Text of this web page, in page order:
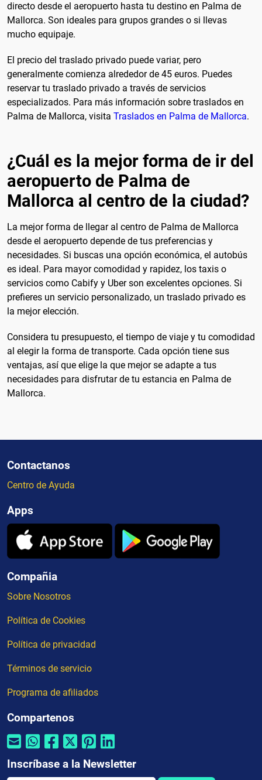
directo desde el aeropuerto hasta tu destino en Palma de
Mallorca. Son ideales para grupos grandes o si llevas
mucho equipaje.
El precio del traslado privado puede variar, pero
generalmente comienza alrededor de 45 euros. Puedes
reservar tu traslado privado a través de servicios
especializados. Para más información sobre traslados en
Palma de Mallorca, visita Traslados en Palma de Mallorca.
¿Cuál es la mejor forma de ir del
aeropuerto de Palma de
Mallorca al centro de la ciudad?
La mejor forma de llegar al centro de Palma de Mallorca
desde el aeropuerto depende de tus preferencias y
necesidades. Si buscas una opción económica, el autobús
es ideal. Para mayor comodidad y rapidez, los taxis o
servicios como Cabify y Uber son excelentes opciones. Si
prefieres un servicio personalizado, un traslado privado es
la mejor elección.
Considera tu presupuesto, el tiempo de viaje y tu comodidad
al elegir la forma de transporte. Cada opción tiene sus
ventajas, así que elige la que mejor se adapte a tus
necesidades para disfrutar de tu estancia en Palma de
Mallorca.
Contactanos
Centro de Ayuda
Apps
Compañia
Sobre Nosotros
Política de Cookies
Política de privacidad
Términos de servicio
Programa de afiliados
Compartenos
Inscríbase a la Newsletter